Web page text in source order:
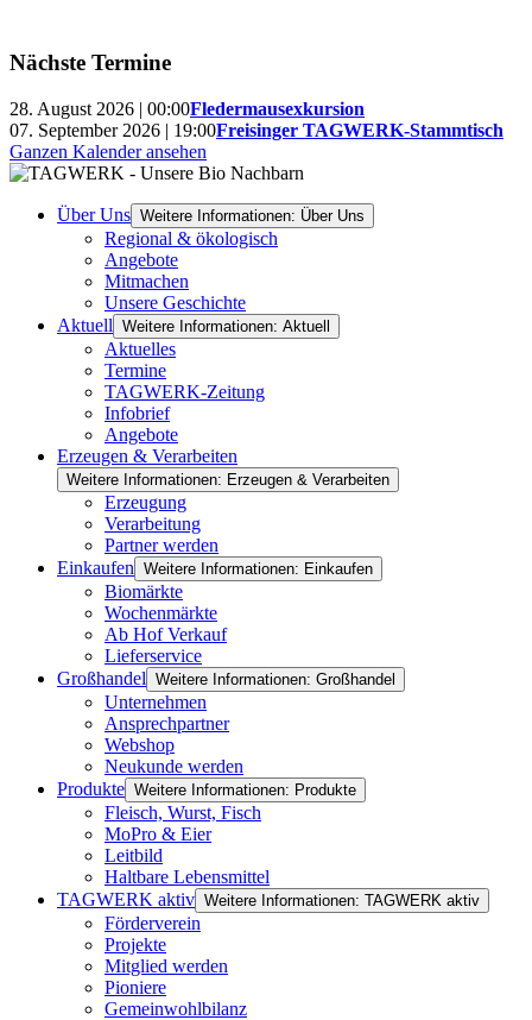
Nächste Termine
28. August 2026 | 00:00Fledermausexkursion
07. September 2026 | 19:00Freisinger TAGWERK-Stammtisch
Ganzen Kalender ansehen
Über Uns Weitere Informationen: Über Uns
Regional & ökologisch
Angebote
Mitmachen
Unsere Geschichte
Aktuell Weitere Informationen: Aktuell
Aktuelles
Termine
TAGWERK-Zeitung
Infobrief
Angebote
Erzeugen & Verarbeiten
Weitere Informationen: Erzeugen & Verarbeiten
Erzeugung
Verarbeitung
Partner werden
Einkaufen Weitere Informationen: Einkaufen
Biomärkte
Wochenmärkte
Ab Hof Verkauf
Lieferservice
Großhandel Weitere Informationen: Großhandel
Unternehmen
Ansprechpartner
Webshop
Neukunde werden
Produkte Weitere Informationen: Produkte
Fleisch, Wurst, Fisch
MoPro & Eier
Leitbild
Haltbare Lebensmittel
TAGWERK aktiv Weitere Informationen: TAGWERK aktiv
Förderverein
Projekte
Mitglied werden
Pioniere
Gemeinwohlbilanz